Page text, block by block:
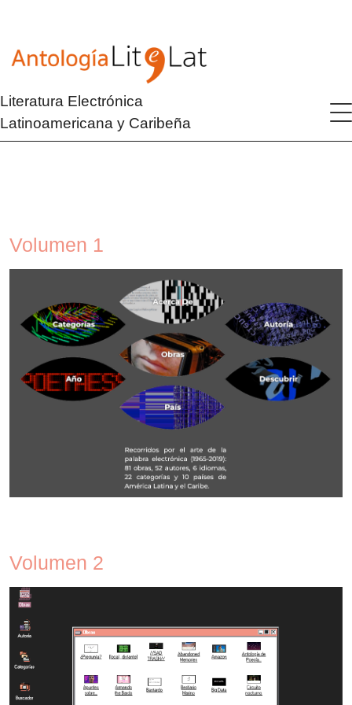
Literatura Electrónica
Latinoamericana y Caribeña
Volumen 1
Volumen 2